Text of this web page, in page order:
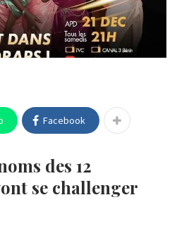
Facebook
des 12
se challenger